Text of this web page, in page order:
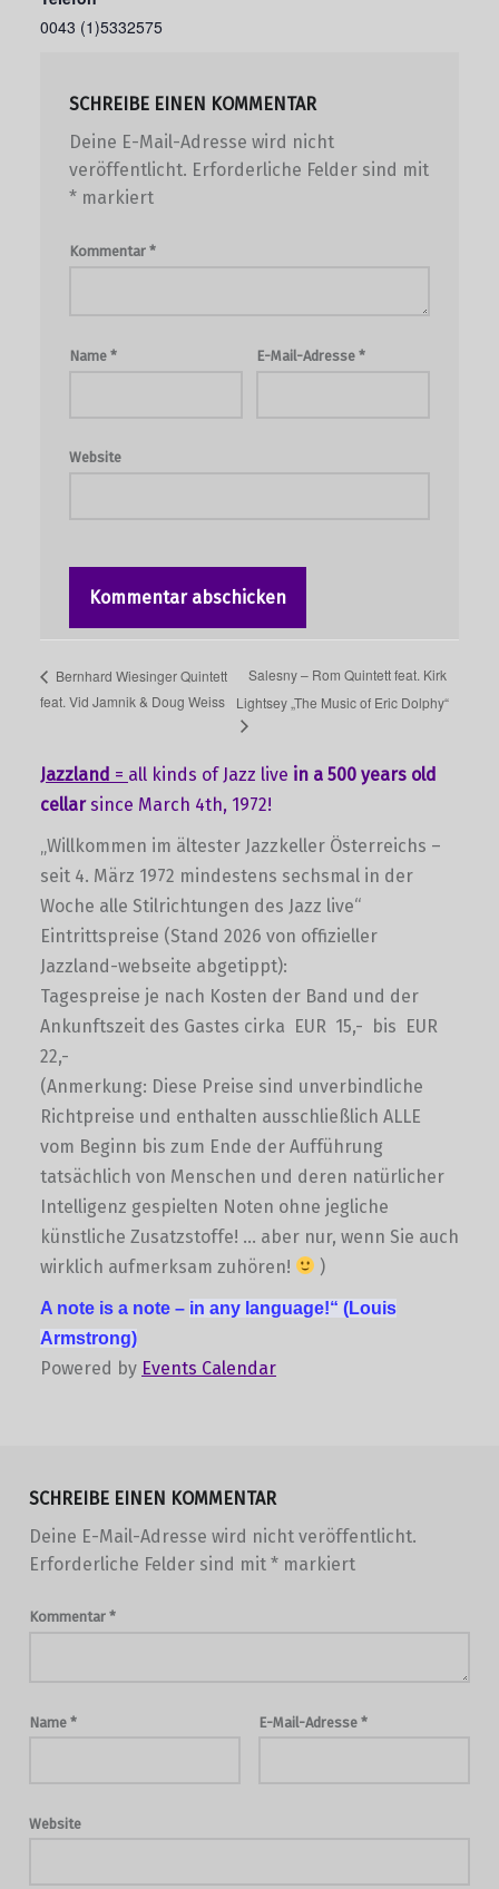
0043 (1)5332575
SCHREIBE EINEN KOMMENTAR
Deine E-Mail-Adresse wird nicht
veröffentlicht. Erforderliche Felder sind mit
*markiert
Kommentar *
Name * E-Mail-Adresse*
Website
Bernhard Wiesinger Quintett
feat. Vid Jamnik & Doug Weiss
Salesny – Rom Quintett feat. Kirk
Lightsey „The Music of Eric Dolphy“
Jazzland = all kinds of Jazz live in a 500 years old
cellarsince March 4th, 1972!
„Willkommen im ältester Jazzkeller Österreichs –
seit 4. März 1972 mindestens sechsmal in der
Woche alle Stilrichtungen des Jazz live“
Eintrittspreise (Stand 2026 von offizieller
Jazzland-webseite abgetippt):
Tagespreise je nach Kosten der Band und der
Ankunftszeit des Gastes cirka EUR 15,- bis EUR
22,-
(Anmerkung: Diese Preise sind unverbindliche
Richtpreise und enthalten ausschließlich ALLE
vom Beginn bis zum Ende der Aufführung
tatsächlich von Menschen und deren natürlicher
Intelligenz gespielten Noten ohne jegliche
künstliche Zusatzstoffe! … aber nur, wenn Sie auch
wirklich aufmerksam zuhören!
)
A note is a note – in any language!“ (Louis
Armstrong)
Powered by Events Calendar
SCHREIBE EINEN KOMMENTAR
Deine E-Mail-Adresse wird nicht veröffentlicht.
Erforderliche Felder sind mit *markiert
Kommentar *
Name * E-Mail-Adresse *
Website